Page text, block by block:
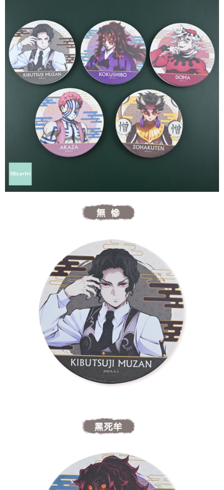
３．收到繳費通知簡訊後14天內，點擊此簡訊中的連結，可透過四大超商／
ATM／網路銀行／等多元方式進行付款，方視為交易完成。
※ 請注意：結帳手續完成當下不需立刻繳費，但若您需要取消訂單，請聯絡
購買商品的店家。未經商家同意取消之訂單仍視為有效，需透過AFTEE先享
後付繳納相關費用。
※ 交易是否成功請以「AFTEE先享後付 」之結帳頁面顯示為準，若有關於
是否繳費成功／繳費後需取消欲退款等相關疑問，請聯繫「AFTEE先享後付
客戶支援中心」https://netprotections.freshdesk.com/support/home
【注意事項】
１．透過由恩沛科技股份有限公司提供之「AFTEE先享後付」服務完成之交
易，需依本服務之必要範圍內提供個人資料，並將交易相關給付款項請求債
權轉讓予恩沛科技股份有限公司。
２．關於個人資料處理事宜，請瀏覽以下網址：
https://aftee.tw/terms/#terms3
３．未成年的使用者請事先徵得法定代理人或監護人之同意方可使用
「AFTEE先享後付」，若未經同意申辦者引起之損失，本公司不負相關責
任。
時審查核予不同之上限額度；若仍有額度不足之情形，本公司將視審查結果
５．嚴禁一人註冊多個帳號或使用他人資訊註冊。若發現惡意使用之情形，
恩沛科技股份有限公司將有權停止該用戶之使用額度並採取法律行動。
7-11付款取貨
每筆NT$60，滿NT$499(含以上)免運費
付款後7-11取貨
每筆NT$60，滿NT$499(含以上)免運費
每筆NT$120，滿NT$499(含以上)免運費
海外宅配